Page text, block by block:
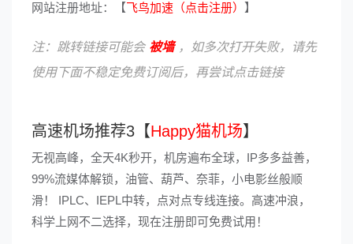
网站注册地址：【飞鸟加速（点击注册） 】
注：跳转链接可能会 被墙，如多次打开失败，请先
使用下面不稳定免费订阅后，再尝试点击链接
高速机场推荐3【Happy猫机场】
无视高峰，全天4K秒开，机房遍布全球，IP多多益善，
99%流媒体解锁，油管、葫芦、奈菲，小电影丝般顺
滑！ IPLC、IEPL中转，点对点专线连接。高速冲浪，
科学上网不二选择，现在注册即可免费试用！